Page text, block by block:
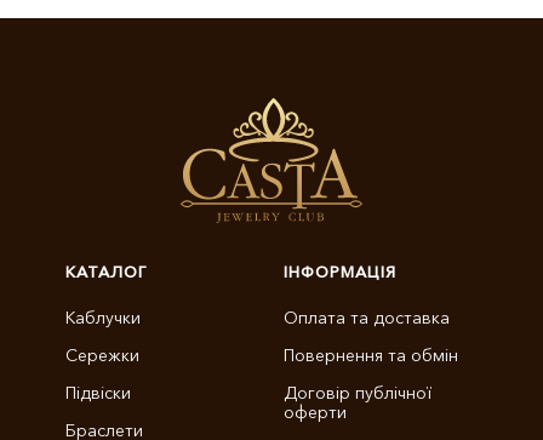
КАТАЛОГ
Каблучки
Сережки
Підвіски
Браслети
ІНФОРМАЦІЯ
Оплата та доставка
Повернення та обмін
Договір публічної
оферти